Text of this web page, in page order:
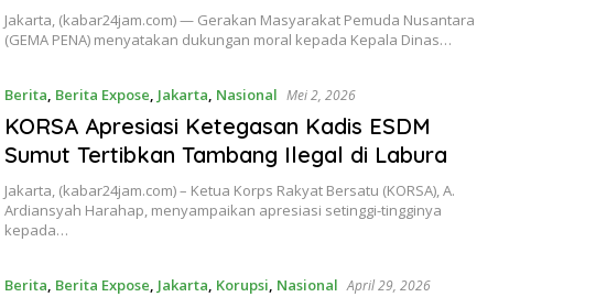
‎Jakarta, (kabar24jam.com) — Gerakan Masyarakat Pemuda Nusantara
(GEMA PENA) menyatakan dukungan moral kepada Kepala Dinas…
Berita, Berita Expose, Jakarta, Nasional Mei 2, 2026
KORSA Apresiasi Ketegasan Kadis ESDM
Sumut Tertibkan Tambang Ilegal di Labura
Jakarta, (kabar24jam.com) – Ketua Korps Rakyat Bersatu (KORSA), A.
Ardiansyah Harahap, menyampaikan apresiasi setinggi-tingginya
kepada…
Berita, Berita Expose, Jakarta, Korupsi, Nasional April 29, 2026